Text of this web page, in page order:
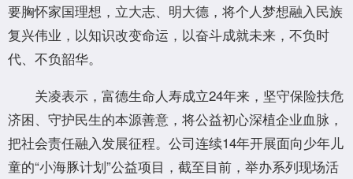
要胸怀家国理想，立大志、明大德，将个人梦想融入民族
复兴伟业，以知识改变命运，以奋斗成就未来，不负时
代、不负韶华。
关凌表示，富德生命人寿成立24年来，坚守保险扶危
济困、守护民生的本源善意，将公益初心深植企业血脉，
把社会责任融入发展征程。公司连续14年开展面向少年儿
童的“小海豚计划”公益项目，截至目前，举办系列现场活